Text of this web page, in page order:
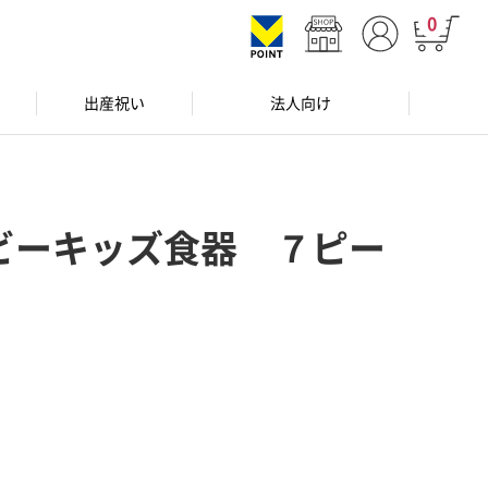
0
出産祝い 法人向け
キッズ食器 ７ピー